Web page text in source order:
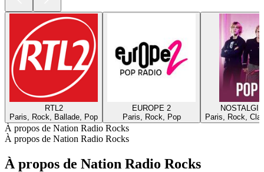
RTL2
Paris, Rock, Ballade, Pop
EUROPE 2
Paris, Rock, Pop
Paris, Rock,
À propos de Nation Radio Rocks
À propos de Nation Radio Rocks
À propos de Nation Radio Rocks